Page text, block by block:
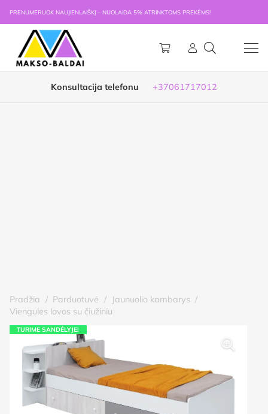
PRENUMERUOK NAUJIENLAIŠKĮ – NUOLAIDA 5% ATRINKTOMS PREKĖMS!
Konsultacija telefonu +37061717012
Pradžia / Parduotuvė / Jaunuolio kambarys /
Viengules lovos su čiužiniu
TURIME SANDĖLYJE!